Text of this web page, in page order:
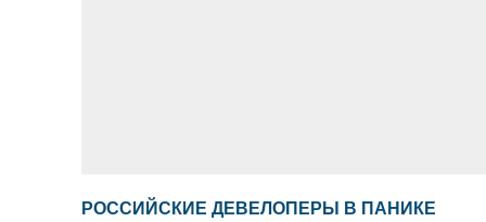
РОССИЙСКИЕ ДЕВЕЛОПЕРЫ В ПАНИКЕ